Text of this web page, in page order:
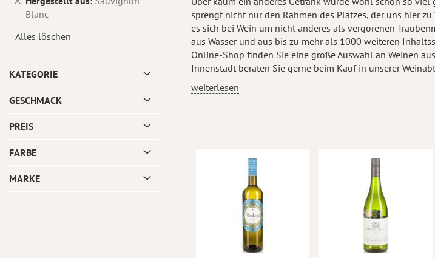
sprengt nicht nur den Rahmen des Platzes, der uns hier
es sich bei Wein um nicht anderes als vergorenen
aus Wasser und aus bis zu mehr als 1000 weiteren
Online-Shop finden Sie eine große Auswahl an Weinen
Innenstadt beraten Sie gerne beim Kauf in unserer
weiterlesen
Blanc
entfernen
Alles löschen
KATEGORIE
GESCHMACK
PREIS
FARBE
MARKE